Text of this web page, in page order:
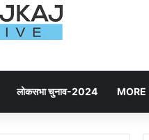
लोकसभा चुनाव-2024 MORE